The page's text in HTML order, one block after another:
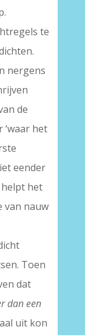
te
nergens
de
‘waar het
eender
het
van nauw
Toen
dat
dan een
uit kon